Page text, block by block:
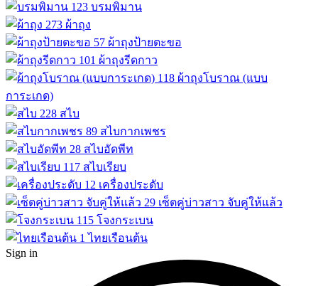
123 บรมพิมาน
273 ผ้าถุง
57 ผ้าถุงป้ายตะขอ
101 ผ้าถุงรีดกาว
118 ผ้าถุงโบราณ (แบบ
การะเกด)
228 สไบ
89 สไบกากเพชร
28 สไบอัดพีท
117 สไบเรียบ
12 เครื่องประดับ
29 เซ็ตคู่บ่าวสาว จับคู่ให้แล้ว
115 โจงกระเบน
1 ไทยเรือนต้น
Sign in